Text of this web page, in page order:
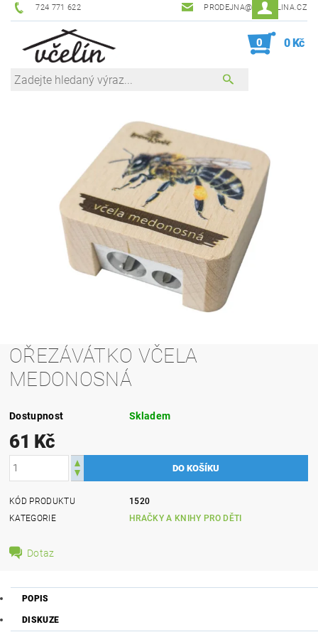
724 771 622 PRODEJNA@ZEVCELINA.CZ
0 0 Kč
OŘEZÁVÁTKO VČELA
MEDONOSNÁ
Dostupnost Skladem
61 Kč
KÓD PRODUKTU
1520
KATEGORIE
HRAČKY A KNIHY PRO DĚTI
Dotaz
POPIS
DISKUZE